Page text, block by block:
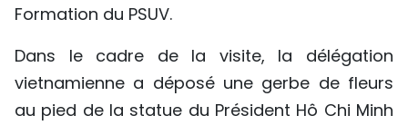
Formation du PSUV.
Dans le cadre de la visite, la délégation
vietnamienne a déposé une gerbe de fleurs
au pied de la statue du Président Hô Chi Minh